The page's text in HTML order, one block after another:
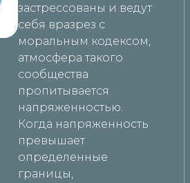
застрессованы и ведут
себя вразрез с
моральным кодексом,
атмосфера такого
сообщества
пропитывается
напряженностью.
Когда напряженность
превышает
определенные
границы,